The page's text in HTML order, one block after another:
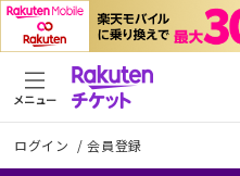
ログイン /会員登録
メニュー